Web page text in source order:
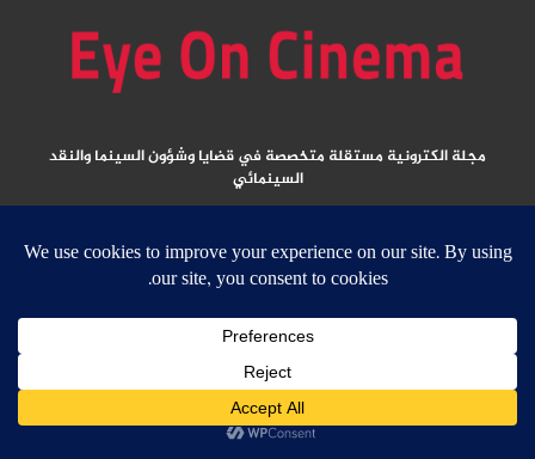
مجلة الكترونية مستقلة متخصصة في قضايا وشؤون السينما والنقد
السينمائي
جميع الحقوق محفوظة ولا يسمح بإعادة نشر أي مادة من المواد المنشورة في هذا
الموقع إلا بعد الحصول على تصريح مكتوب من الناشر/ رئيس التحرير
email:
@*********